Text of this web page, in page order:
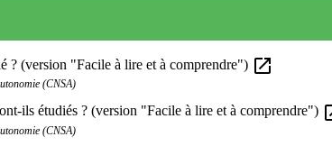
? (version "Facile à lire et à comprendre") open_in_new
(CNSA)
ils étudiés ? (version "Facile à lire et à comprendre")
(CNSA)